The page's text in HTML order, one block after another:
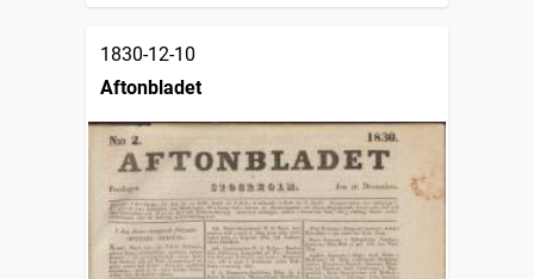
1830-12-10
Aftonbladet